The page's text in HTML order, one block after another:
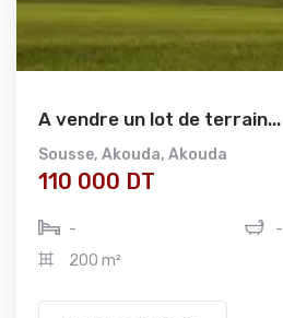
A vendre un lot de terrain...
Sousse, Akouda, Akouda
110 000 DT
-
-
200 m²